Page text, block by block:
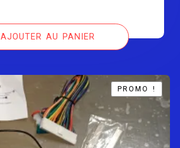
AJOUTER AU PANIER
PROMO !
PROMO !